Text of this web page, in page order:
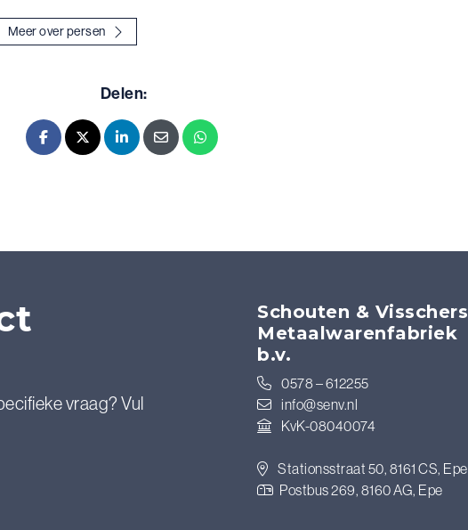
Meer over persen
Delen:
FacebookX - TwitterLinkedInE-mailWhatsapp
vraag? Vul
Schouten & Visschers
Metaalwarenfabriek
b.v.
0578 – 612255
info@senv.nl
KvK-08040074
Stationsstraat 50, 8161 CS, Epe
Postbus 269, 8160 AG, Epe